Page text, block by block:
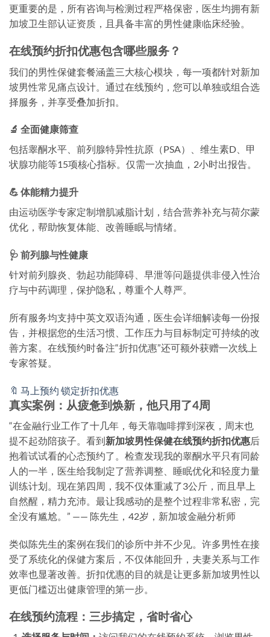
更重要的是，所有咨询与检测过程严格保密，医生均拥有新
加坡卫生部认证资质，且具备丰富的男性健康临床经验。
在线预约折扣优惠包含哪些服务？
我们的男性保健套餐涵盖三大核心模块，每一项都针对新加
坡男性常见痛点设计。通过在线预约，您可以单独或组合选
择服务，并享受叠加折扣。
🔬 全面健康筛查
包括睾酮水平、前列腺特异性抗原（PSA）、维生素D、甲
状腺功能等15项核心指标。仅需一次抽血，2小时出报告。
💪 体能精力提升
由运动医学专家定制增肌减脂计划，结合营养补充与荷尔蒙
优化，帮助恢复体能、改善睡眠与情绪。
🩺 前列腺与性健康
针对前列腺炎、勃起功能障碍、早泄等问题提供非侵入性治
疗与中药调理，保护隐私，尊重个人尊严。
所有服务均支持中英文双语沟通，医生会详细解读每一份报
告，并根据您的生活习惯、工作压力与目标制定可持续的改
善方案。在线预约时备注“折扣优惠”还可额外获赠一次线上
专家答疑。
🔖 马上预约 锁定折扣优惠
真实案例：从疲惫到焕新，他只用了4周
“在金融行业工作了十几年，每天靠咖啡撑到深夜，周末也
提不起劲陪孩子。看到新加坡男性保健在线预约折扣优惠后
抱着试试看的心态预约了。检查发现我的睾酮水平只有同龄
人的一半，医生给我制定了营养调整、睡眠优化和轻度力量
训练计划。现在第四周，我不仅体重减了3公斤，而且早上
自然醒，精力充沛。最让我感动的是整个过程非常私密，完
全没有尴尬。” —— 陈先生，42岁，新加坡金融分析师
类似陈先生的案例在我们的诊所中并不少见。许多男性在接
受了系统化的保健方案后，不仅体能回升，夫妻关系与工作
效率也显著改善。折扣优惠的目的就是让更多新加坡男性以
更低门槛迈出健康管理的第一步。
在线预约流程：三步搞定，省时省心